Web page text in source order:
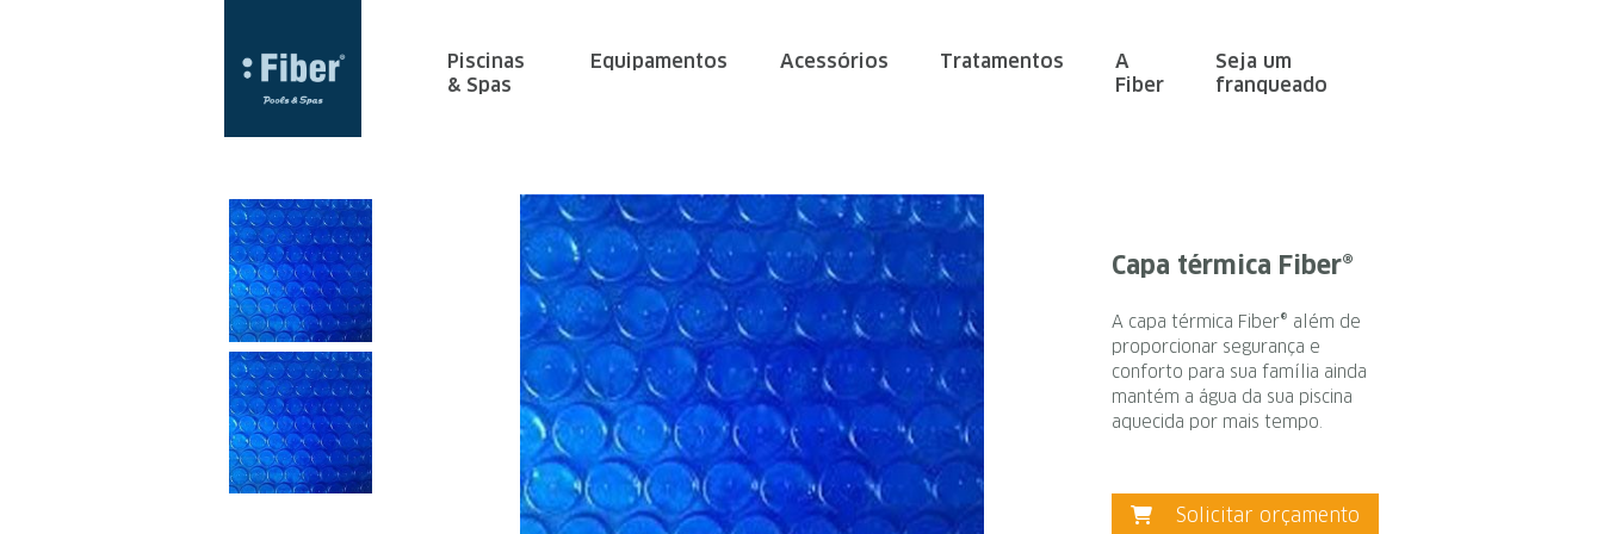
Piscinas
& Spas
Equipamentos Acessórios Tratamentos
A
Fiber
Seja um
franqueado
Capa térmica Fiber®
A capa térmica Fiber® além de
proporcionar segurança e
conforto para sua família ainda
mantém a água da sua piscina
aquecida por mais tempo.
Solicitar orçamento